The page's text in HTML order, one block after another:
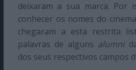
deixaram a sua marca. Por
conhecer os nomes do
chegaram a esta restrita
palavras de alguns alumni
dos seus respectivos campos